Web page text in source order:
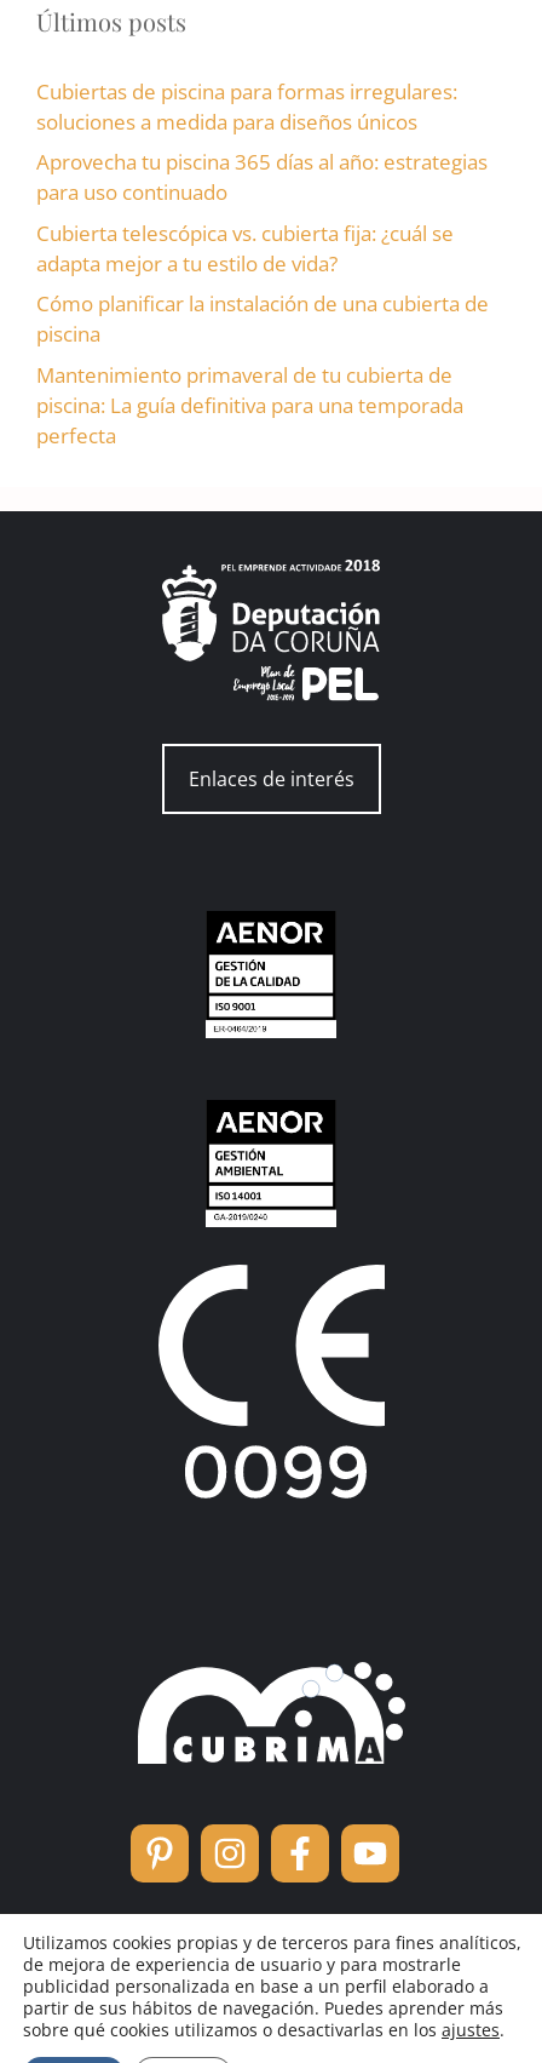
Últimos posts
Cubiertas de piscina para formas irregulares:
soluciones a medida para diseños únicos
Aprovecha tu piscina 365 días al año: estrategias
para uso continuado
Cubierta telescópica vs. cubierta fija: ¿cuál se
adapta mejor a tu estilo de vida?
Cómo planificar la instalación de una cubierta de
piscina
Mantenimiento primaveral de tu cubierta de
piscina: La guía definitiva para una temporada
perfecta
Enlaces de interés
Política de cookies / Política de privacidad /
Utilizamos cookies propias y de terceros para fines analíticos,
de mejora de experiencia de usuario y para mostrarle
publicidad personalizada en base a un perfil elaborado a
partir de sus hábitos de navegación. Puedes aprender más
sobre qué cookies utilizamos o desactivarlas en los ajustes.
Whatsapp